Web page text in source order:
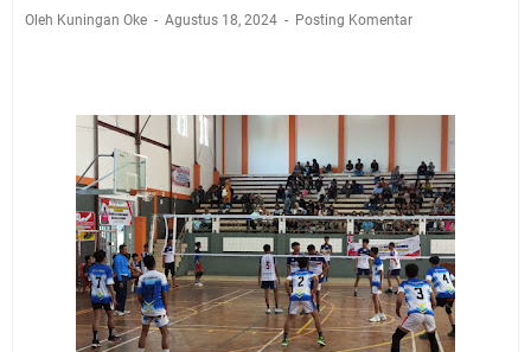
Polres Kuningan dan PAM Tirta Kamuning Salurakan
12 Ribu Liter
Uniku Jadi Tuan Rumah Pendampingan Penyusunan
Dokumen SPMI
Sudahkah Kita Merdeka Dari Hawa Nafsu?
Info Sembako di Pasar Kepuh Kuningan Kamis 6
Agustus 2026, Daging Naik, Telur Turun
Agenda Kegiatan Bupati Kuningan Jumat 7 Agustus
Oleh Kuningan Oke Agustus 18, 2024 Posting Komentar